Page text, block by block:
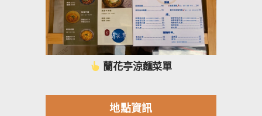
蘭花亭涼麵菜單
地點資訊